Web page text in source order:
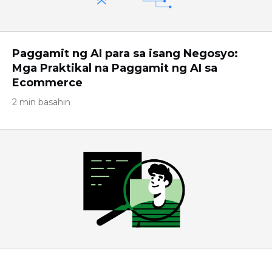
Paggamit ng AI para sa isang Negosyo:
Mga Praktikal na Paggamit ng AI sa
Ecommerce
2 min basahin